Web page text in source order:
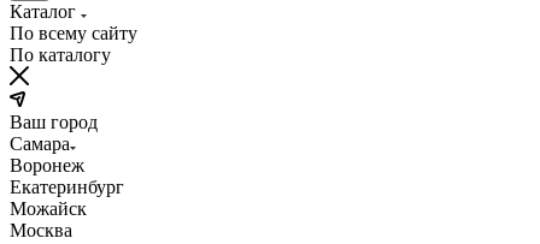
Каталог
По всему сайту
По каталогу
Ваш город
Самара
Воронеж
Екатеринбург
Можайск
Москва